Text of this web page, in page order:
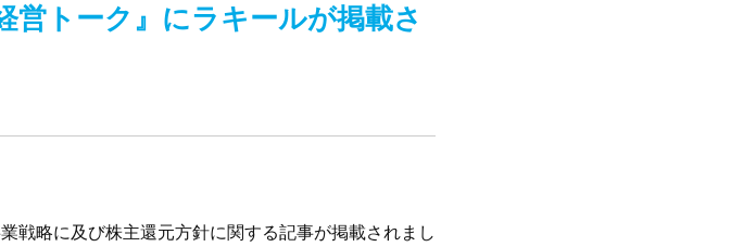
営トーク』にラキールが掲載さ
戦略に及び株主還元方針に関する記事が掲載されまし